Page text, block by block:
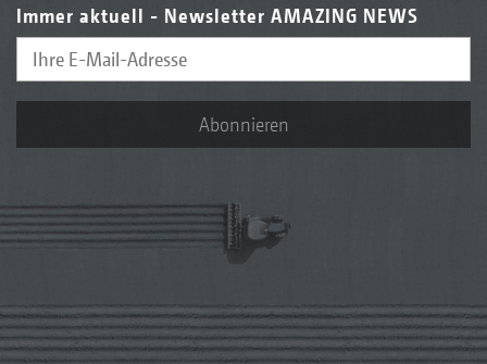
Immer aktuell - Newsletter AMAZING NEWS
Abonnieren